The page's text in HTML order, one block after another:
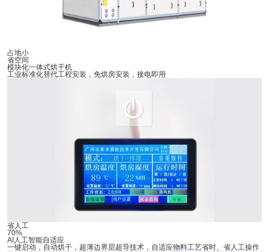
占地小
省空间
模块化一体式烘干机
工业标准化替代工程安装，免烘房安装，接电即用
省人工
70%
AI人工智能自适应
一键启动，自动烘干，超薄边界层超导技术，自适应物料工艺省时、省人工操作